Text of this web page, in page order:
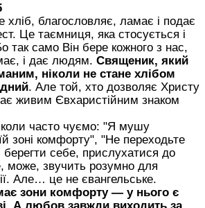
хліб, благословляє, ламає і подає
Це таємниця, яка стосується і
так само Він бере кожного з нас,
і дає людям. Священик, який
ніколи не стане хлібом
. Але той, хто дозволяє Христу
живим Євхаристійним знаком
часто чуємо: "Я мушу
зоні комфорту", "Не переходьте
себе, прислухатися до
може, звучить розумно для
Але… це не євангельське.
зони комфорту — у нього є